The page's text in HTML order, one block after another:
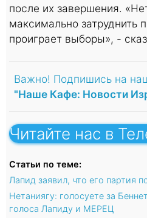
после их завершения.
максимально затруднить
проиграет выборы», -
Важно! Подпишись на
"Наше Кафе: Новости
Читайте нас в
Статьи по теме:
Лапид заявил, что его партия
Нетаниягу: голосуете за
голоса Лапиду и МЕРЕЦ